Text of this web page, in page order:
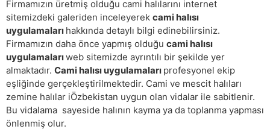
Firmamızın üretmiş olduğu cami halılarını internet
sitemizdeki galeriden inceleyerek cami halısı
uygulamaları hakkında detaylı bilgi edinebilirsiniz.
Firmamızın daha önce yapmış olduğu cami halısı
uygulamalarıweb sitemizde ayrıntılı bir şekilde yer
almaktadır. Cami halısı uygulamaları profesyonel ekip
eşliğinde gerçekleştirilmektedir. Cami ve mescit halıları
zemine halılar iÖzbekistan uygun olan vidalar ile sabitlenir.
Bu vidalama sayeside halının kayma ya da toplanma yapması
önlenmiş olur.